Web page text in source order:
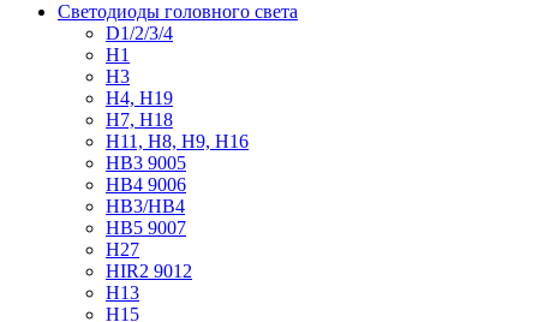
Светодиоды головного света
D1/2/3/4
H1
H3
H4, H19
H7, H18
H11, H8, H9, H16
HB3 9005
HB4 9006
HB3/HB4
HB5 9007
H27
HIR2 9012
H13
H15